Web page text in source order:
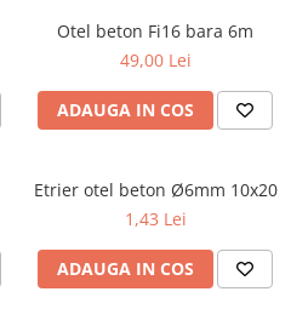
Otel beton Fi16 bara 6m
49,00 Lei
ADAUGA IN COS
Etrier otel beton Ø6mm 10x20
1,43 Lei
ADAUGA IN COS